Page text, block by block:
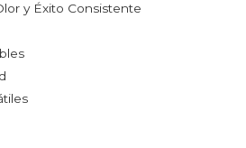
y Éxito Consistente